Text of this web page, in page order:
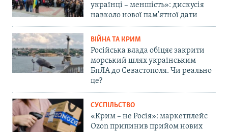
українці – меншість»: дискусія
навколо нової пам'ятної дати
ВІЙНА ТА КРИМ
Російська влада обіцяє закрити
морський шлях українським
БпЛА до Севастополя. Чи реально
це?
СУСПІЛЬСТВО
«Крим – не Росія»: маркетплейс
Ozon припинив прийом нових